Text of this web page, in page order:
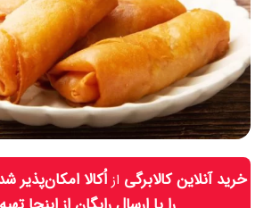
خرید آنلاین کالابرگی از اُکالا امکان‌پذیر